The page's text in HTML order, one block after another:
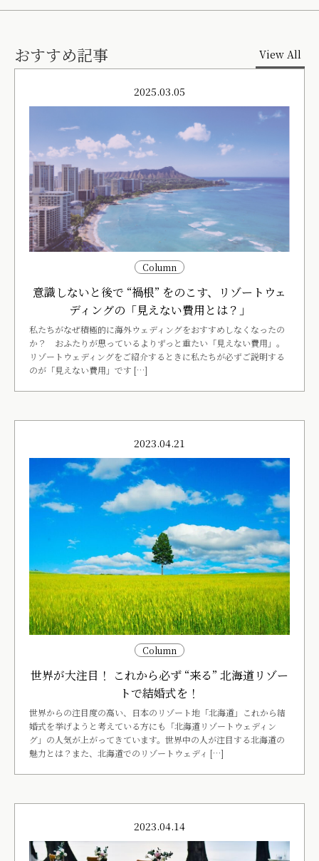
おすすめ記事 View All
2025.03.05
Column
意識しないと後で “禍根” をのこす、リゾートウェ
ディングの「見えない費用とは？」
私たちがなぜ積極的に海外ウェディングをおすすめしなくなったの
か？ おふたりが思っているよりずっと重たい「見えない費用」。
リゾートウェディングをご紹介するときに私たちが必ずご説明する
のが「見えない費用」です […]
2023.04.21
Column
世界が大注目！ これから必ず “来る” 北海道リゾー
トで結婚式を！
世界からの注目度の高い、日本のリゾート地「北海道」これから結
婚式を挙げようと考えている方にも「北海道リゾートウェディン
グ」の人気が上がってきています。世界中の人が注目する北海道の
魅力とは？また、北海道でのリゾートウェディ […]
2023.04.14